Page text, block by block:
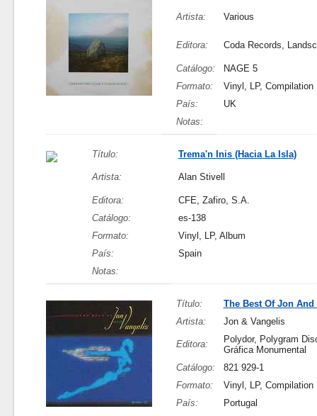
Artista: Various
Editora: Coda Records,
Catálogo:
NAGE 5
Formato:
Vinyl, LP, Compilation
País:
UK
Notas:
Título: Trema'n Inis (Hacia La Isla)
Artista: Alan Stivell
Editora:
CFE, Zafiro, S.A.
Catálogo:
es-138
Formato:
Vinyl, LP, Album
País:
Spain
Notas:
Título:
The Best Of Jon And
Artista:
Jon & Vangelis
Editora:
Polydor, Polygram
Gráfica Monumental
Catálogo:
821 929-1
Formato:
Vinyl, LP, Compilation
País:
Portugal